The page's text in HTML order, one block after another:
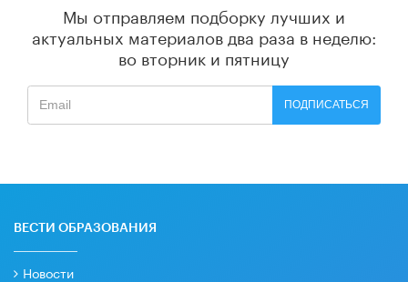
Мы отправляем подборку лучших и
актуальных материалов два раза в неделю:
во вторник и пятницу
ПОДПИСАТЬСЯ
ВЕСТИ ОБРАЗОВАНИЯ
Новости